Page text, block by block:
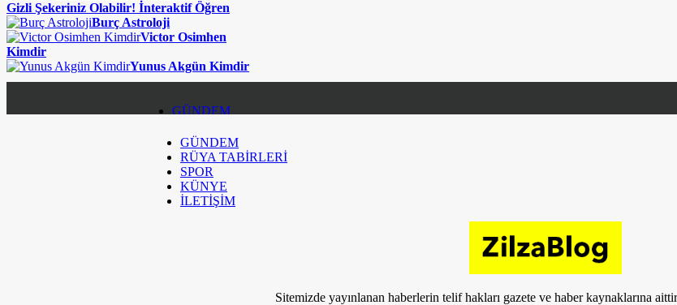
Gizli Şekeriniz Olabilir! İnteraktif Öğren
Burç Astroloji
Victor Osimhen
Kimdir
Yunus Akgün Kimdir
GÜNDEM
RÜYA TABİRLERİ
SPOR
KÜNYE
GÜNDEM
RÜYA TABİRLERİ
SPOR
KÜNYE
İLETİŞİM
Sitemizde yayınlanan haberlerin telif hakları gazete ve haber kaynaklarına